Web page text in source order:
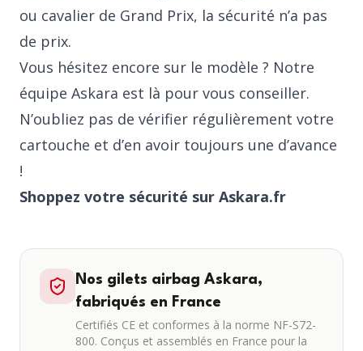
ou cavalier de Grand Prix, la sécurité n’a pas
de prix.
Vous hésitez encore sur le modèle ? Notre
équipe Askara est là pour vous conseiller.
N’oubliez pas de vérifier régulièrement votre
cartouche et d’en avoir toujours une d’avance
!
Shoppez votre sécurité sur Askara.fr
Nos gilets airbag Askara,
fabriqués en France
Certifiés CE et conformes à la norme NF-S72-
800. Conçus et assemblés en France pour la